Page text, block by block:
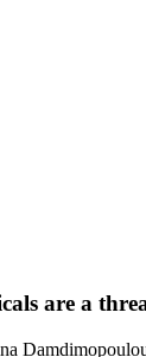
are a